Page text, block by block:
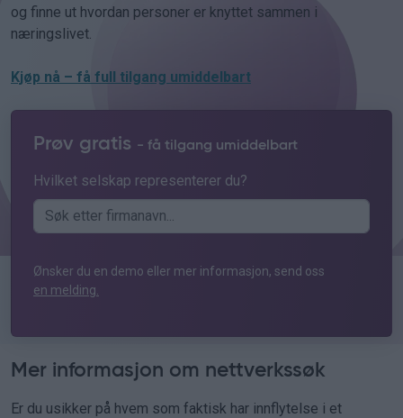
og finne ut hvordan personer er knyttet sammen i
næringslivet.
Kjøp nå – få full tilgang umiddelbart
Prøv gratis - få tilgang umiddelbart
Hvilket selskap representerer du?
Ønsker du en demo eller mer informasjon, send oss
en melding.
Mer informasjon om nettverkssøk
Er du usikker på hvem som faktisk har innflytelse i et